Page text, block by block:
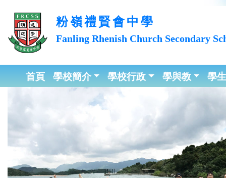
粉嶺禮賢會中學
Fanling Rhenish Church Secondary
首頁 學校簡介 學校行政 學與教 學